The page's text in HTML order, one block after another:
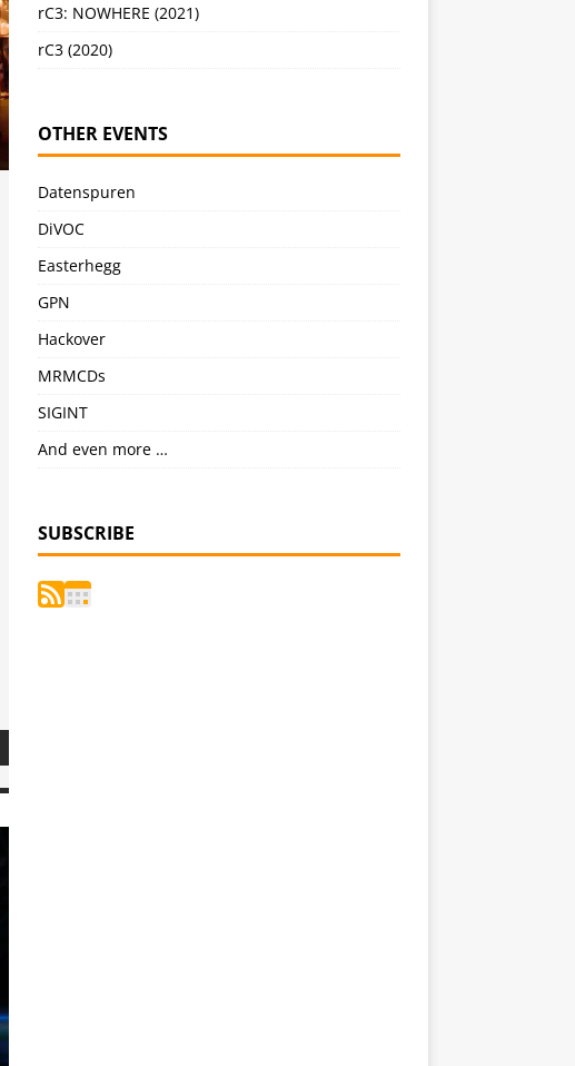
rC3: NOWHERE (2021)
rC3 (2020)
OTHER EVENTS
Datenspuren
DiVOC
Easterhegg
GPN
Hackover
MRMCDs
SIGINT
And even more …
SUBSCRIBE